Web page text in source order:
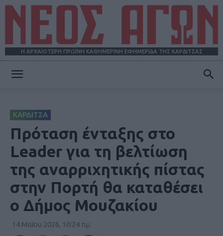
Η ΑΡΧΑΙΟΤΕΡΗ ΠΡΩΪΝΗ ΚΑΘΗΜΕΡΙΝΗ ΕΦΗΜΕΡΙΔΑ ΤΗΣ ΚΑΡΔΙΤΣΑΣ
ΚΑΡΔΙΤΣΑ
Πρόταση ένταξης στο
Leader για τη βελτίωση
της αναρριχητικής πίστας
στην Πορτή θα καταθέσει
ο Δήμος Μουζακίου
14 Μαΐου 2026, 10:24 πμ